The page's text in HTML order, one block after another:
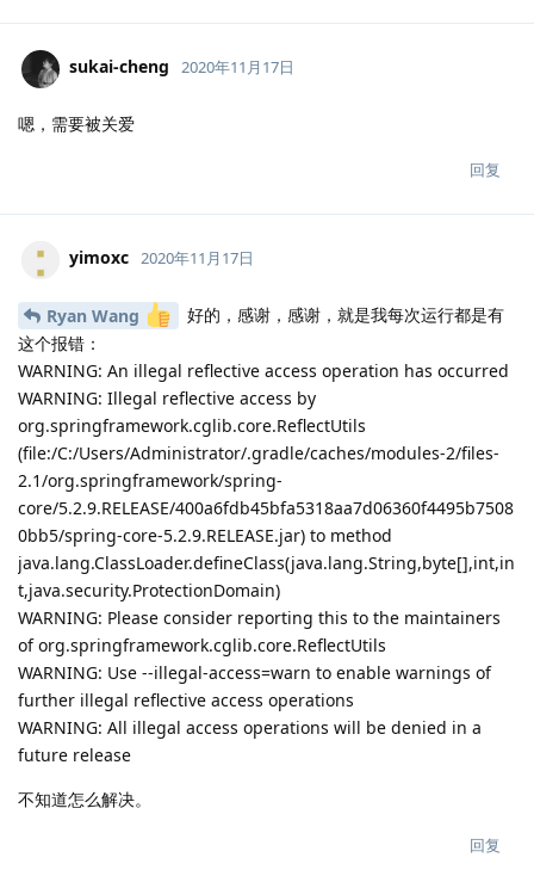
sukai-cheng 2020年11月17日
嗯，需要被关爱
回复
yimoxc 2020年11月17日
Ryan Wang
好的，感谢，感谢，就是我每次运行都是有
这个报错：
WARNING: An illegal reflective access operation has occurred
WARNING: Illegal reflective access by
org.springframework.cglib.core.ReflectUtils
(file:/C:/Users/Administrator/.gradle/caches/modules-2/files-
2.1/org.springframework/spring-
core/5.2.9.RELEASE/400a6fdb45bfa5318aa7d06360f4495b7508
0bb5/spring-core-5.2.9.RELEASE.jar) to method
java.lang.ClassLoader.defineClass(java.lang.String,byte[],int,in
t,java.security.ProtectionDomain)
WARNING: Please consider reporting this to the maintainers
of org.springframework.cglib.core.ReflectUtils
WARNING: Use --illegal-access=warn to enable warnings of
further illegal reflective access operations
WARNING: All illegal access operations will be denied in a
future release
不知道怎么解决。
回复